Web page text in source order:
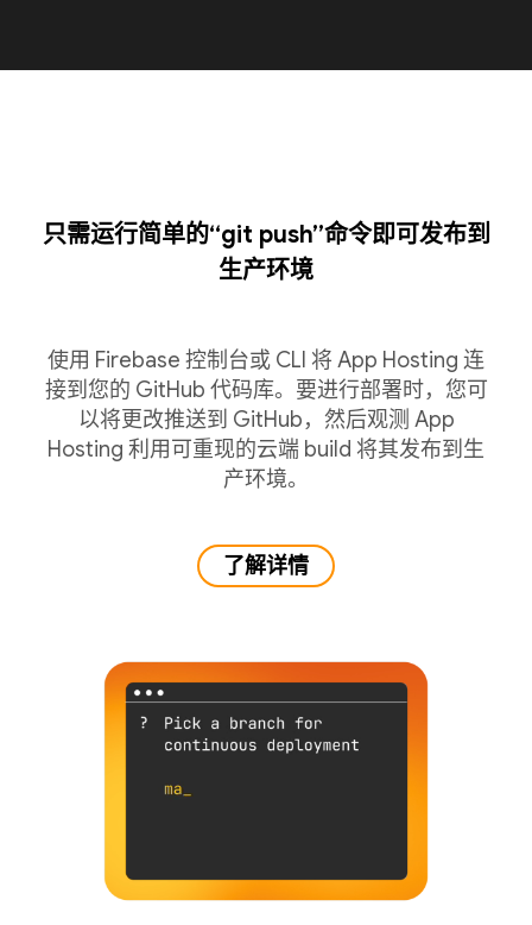
只需运行简单的“git push”命令即可发布到
生产环境
使用 Firebase 控制台或 CLI 将 App Hosting 连
接到您的 GitHub 代码库。要进行部署时，您可
以将更改推送到 GitHub，然后观测 App
Hosting 利用可重现的云端 build 将其发布到生
产环境。
了解详情